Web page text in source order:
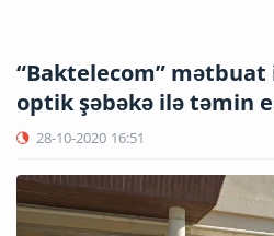
“Baktelecom” mətbuat
optik şəbəkə ilə təmin
28-10-2020 16:51